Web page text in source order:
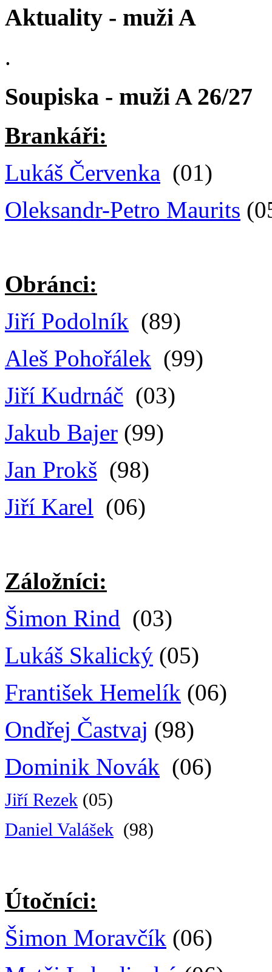
Aktuality - muži A
.
Soupiska - muži A 26/27
Brankáři:
Lukáš Červenka (01)
Oleksandr-Petro Maurits
Obránci:
Jiří Podolník (89)
Aleš Pohořálek (99)
Jiří Kudrnáč (03)
Jakub Bajer (99)
Jan Prokš (98)
Jiří Karel (06)
Záložníci:
Šimon Rind (03)
Lukáš Skalický (05)
František Hemelík (06)
Ondřej Častvaj (98)
Dominik Novák (06)
Jiří Rezek (05)
Daniel Valášek (98)
Útočníci:
Šimon Moravčík (06)